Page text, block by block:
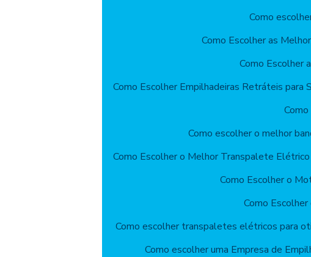
Como
Como Escolher as
Como Escolher
Como Escolher Empilhadeiras Retráteis para
Como escolher o melhor
Como Escolher o Melhor Transpalete Elétrico
Como Escolher o
Como
Como escolher transpaletes elétricos para
Como escolher uma Empresa de